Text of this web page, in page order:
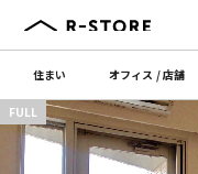
住まい オフィス /店舗
FULL